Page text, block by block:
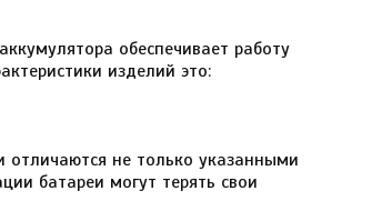
обеспечивает работу
изделий это:
отличаются не только указанными
батареи могут терять свои